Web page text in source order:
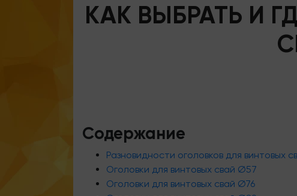
КАК ВЫБРАТЬ И
Содержание
Разновидности оголовков для винтовых
Оголовки для винтовых свай Ø57
Оголовки для винтовых свай Ø76